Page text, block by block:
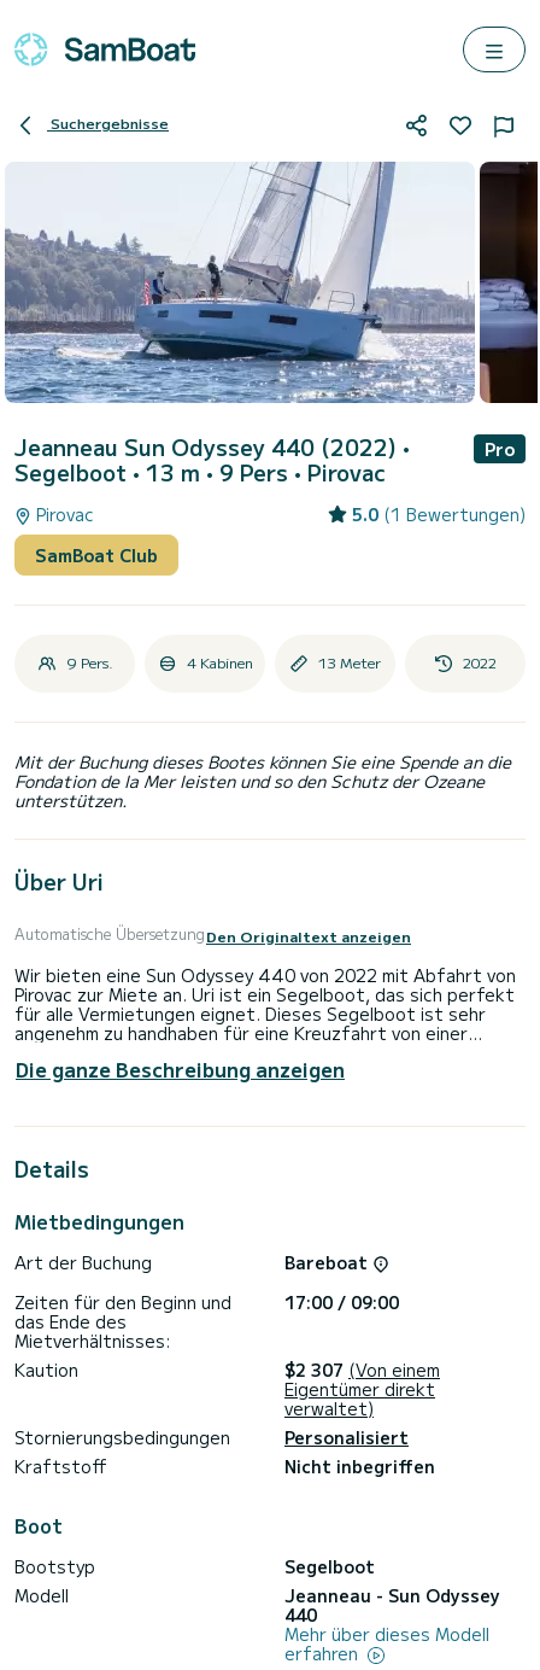
Suchergebnisse
Jeanneau Sun Odyssey 440 (2022) •
Segelboot • 13 m • 9 Pers • Pirovac
Pro
Pirovac 5.0 (1 Bewertungen)
SamBoat Club
9 Pers. 4 Kabinen 13 Meter 2022
Mit der Buchung dieses Bootes können Sie eine Spende an die
Fondation de la Mer leisten und so den Schutz der Ozeane
unterstützen.
Über Uri
Automatische ÜbersetzungDen Originaltext anzeigen
Wir bieten eine Sun Odyssey 440 von 2022 mit Abfahrt von
Pirovac zur Miete an. Uri ist ein Segelboot, das sich perfekt
für alle Vermietungen eignet. Dieses Segelboot ist sehr
angenehm zu handhaben für eine Kreuzfahrt von einer
Sie werden eine außergewöhnliche Kreuzfahrt auf diesem 13
Kreuzfahrt bis zu 9 Passagiere unterbringen und die 4
ausgestattet. Es verfügt über folgende Ausstattung:
USB-Stecker, Deckdusche, Außenkühlschrank.
Wir laden Sie ein, direkt über die Plattform ein Angebot
anzufordern. Wir werden uns mit unseren besten Angeboten
Die ganze Beschreibung anzeigen
Details
Mietbedingungen
Art der Buchung
Bareboat
Zeiten für den Beginn und
das Ende des
Mietverhältnisses:
17:00 / 09:00
Kaution $2 307 (Von einem
Eigentümer direkt
verwaltet)
Stornierungsbedingungen
Personalisiert
Kraftstoff
Nicht inbegriffen
Boot
Bootstyp
Segelboot
Modell
Jeanneau - Sun Odyssey
440
Mehr über dieses Modell
erfahren